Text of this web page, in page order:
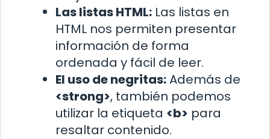
Las listas HTML: Las listas en
HTML nos permiten presentar
información de forma
ordenada y fácil de leer.
El uso de negritas:Además de
<strong>, también podemos
utilizar la etiqueta <b> para
resaltar contenido.